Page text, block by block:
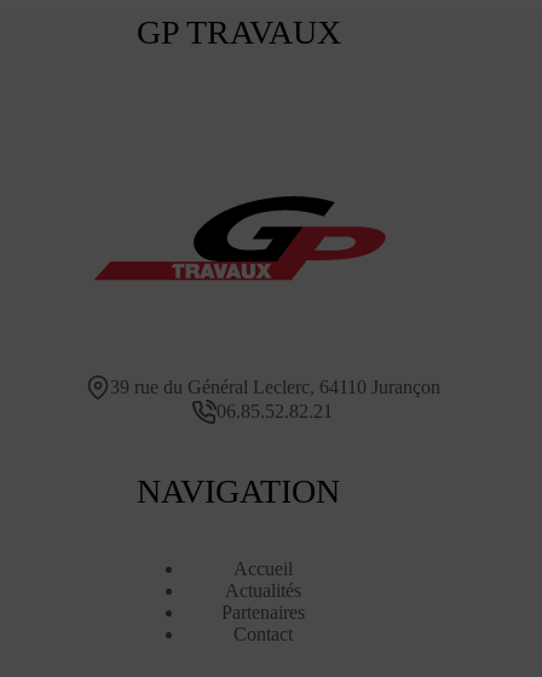
GP TRAVAUX
39 rue du Général Leclerc, 64110 Jurançon
06.85.52.82.21
NAVIGATION
Accueil
Actualités
Partenaires
Contact